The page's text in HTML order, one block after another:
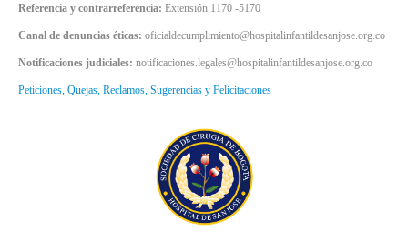
Referencia y contrarreferencia: Extensión 1170 -5170
Canal de denuncias éticas: oficialdecumplimiento@hospitalinfantildesanjose.org.co
Notificaciones judiciales: notificaciones.legales@hospitalinfantildesanjose.org.co
Peticiones, Quejas, Reclamos, Sugerencias y Felicitaciones